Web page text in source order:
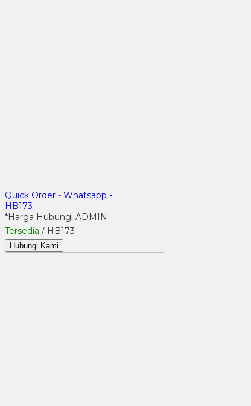
Quick Order - Whatsapp -
HB173
*Harga Hubungi ADMIN
Tersedia / HB173
Hubungi Kami